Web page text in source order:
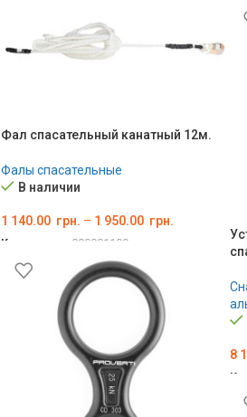
Фал спасательный канатный 12м.
Фалы спасательные
В наличии
1 140.00 грн. – 1 950.00 грн.
Код товара: 000001199
ВЫБЕРИТЕ ПАРАМЕТРЫ
8